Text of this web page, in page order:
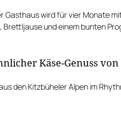
Gasthaus wird für vier Monate
und einem bunten
Käse-Genuss
den Kitzbüheler Alpen im